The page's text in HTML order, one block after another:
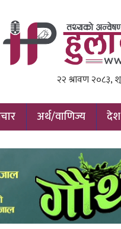
अर्थ/वाणिज्य देश